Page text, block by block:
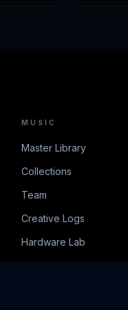
MUSIC
Master Library
Collections
Team
Creative Logs
Hardware Lab